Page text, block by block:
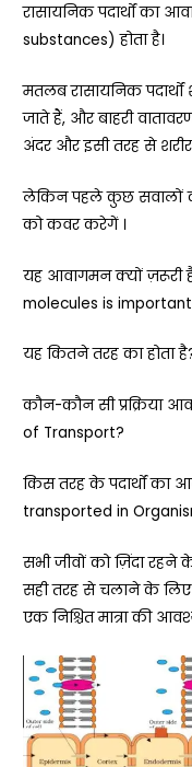
रासायनिक पदार्थों का
substances)होता है।
मतलब रासायनिक
जाते हैं, और बाहरी
अंदर और इसी तरह से शरीर
लेकिन पहले कुछ सवालों
को कवर करेगें ।
यह आवागमन क्यों ज़रूरी
molecules is
यह कितने तरह का होता
कौन-कौन सी प्रक्रिया
of Transport?
किस तरह के पदार्थों का
transported in
सभी जीवों को ज़िंदा रहने
सही तरह से चलाने के लिए
एक निश्चित मात्रा की